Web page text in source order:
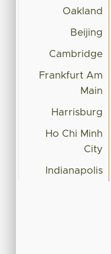
Oakland
Beijing
Cambridge
Frankfurt Am
Main
Harrisburg
Ho Chi Minh
City
Indianapolis